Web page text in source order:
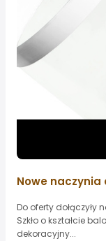
Nowe naczynia
Do oferty
Szkło o kształcie
dekoracyjny...